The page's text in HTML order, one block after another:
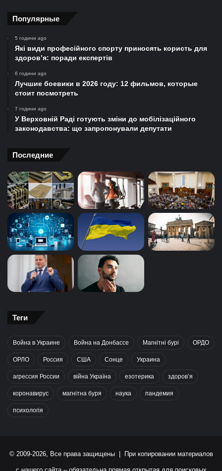
Популярные
5 години ago
Які види професійного спорту приносять користь для
здоров’я: поради експертів
6 години ago
Лучшие боевики в 2026 году: 12 фильмов, которые
стоит посмотреть
7 години ago
У Верховній Раді готують зміни до мобілізаційного
законодавства: що запропонували депутати
Последние
Теги
Война в Украине Война на Донбассе Магнітні бурі ОРДО
ОРЛО Россия США Сонце Украина
агрессия России війна Україна езотерика здоров’я
коронавирус магнітна буря наука пандемия
психологія
© 2009-2026, Все права защищены | При копировании материалов